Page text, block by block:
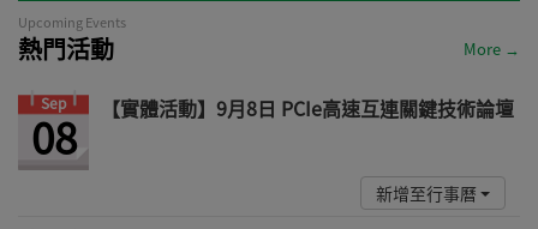
Upcoming Events
熱門活動 More →
Sep
08 【實體活動】9月8日 PCIe高速互連關鍵技術論壇
新增至行事曆